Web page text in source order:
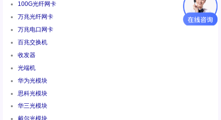
100G光纤网卡
万兆光纤网卡
万兆电口网卡
百兆交换机
收发器
光端机
华为光模块
思科光模块
华三光模块